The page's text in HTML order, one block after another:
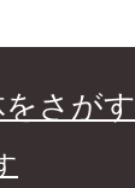
さがす